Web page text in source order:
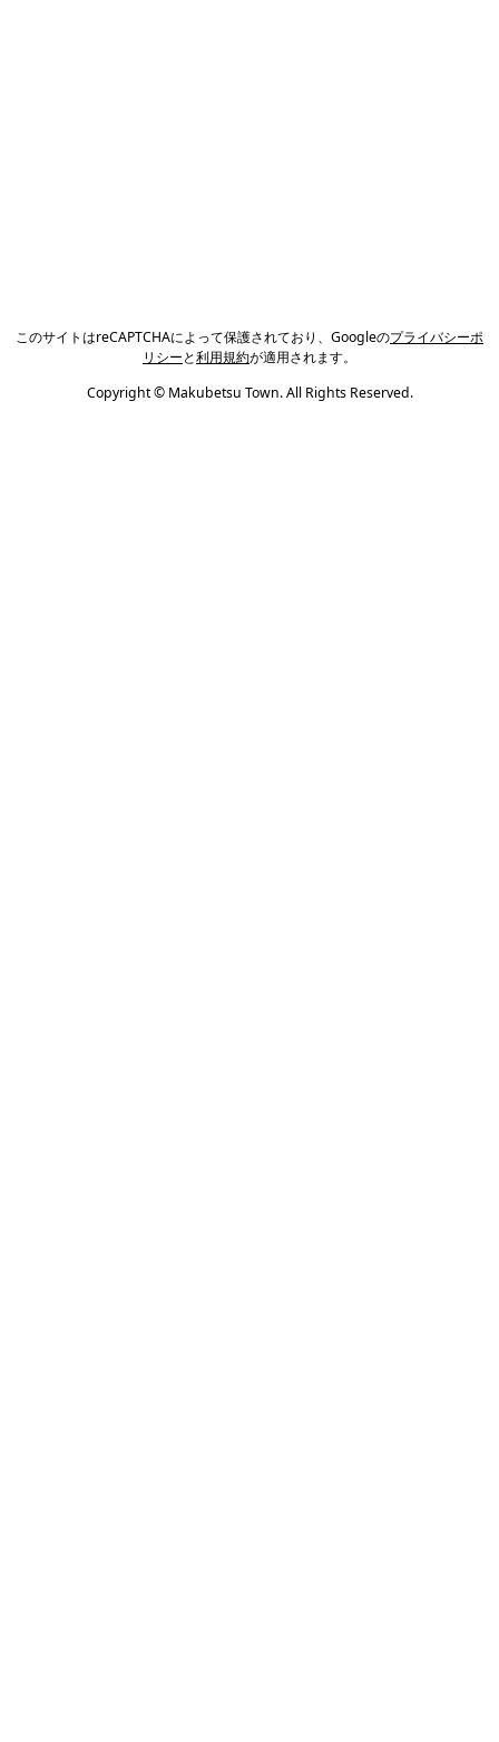
このサイトはreCAPTCHAによって保護されており、Googleのプライバシーポ
リシーと利用規約が適用されます。
Copyright © Makubetsu Town. All Rights Reserved.